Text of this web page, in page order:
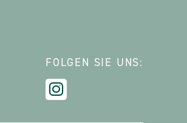
FOLGEN SIE UNS: